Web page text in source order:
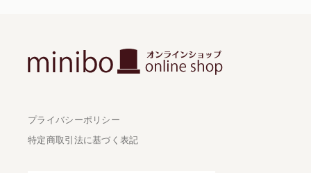
プライバシーポリシー
特定商取引法に基づく表記